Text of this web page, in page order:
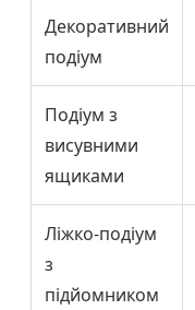
Декоративний
подіум
Подіум з
висувними
ящиками
Ліжко-подіум
з
підйомником